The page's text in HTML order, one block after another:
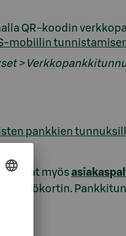
QR-koodin
mobiilin
>
pankkien
asiat myös
henkilökortin.